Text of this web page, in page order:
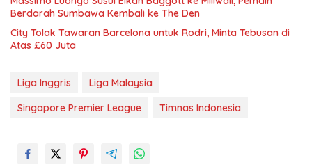
Berdarah Sumbawa Kembali ke The Den
City Tolak Tawaran Barcelona untuk Rodri, Minta Tebusan di
Atas £60 Juta
Liga Inggris
Liga Malaysia
Singapore Premier League
Timnas Indonesia